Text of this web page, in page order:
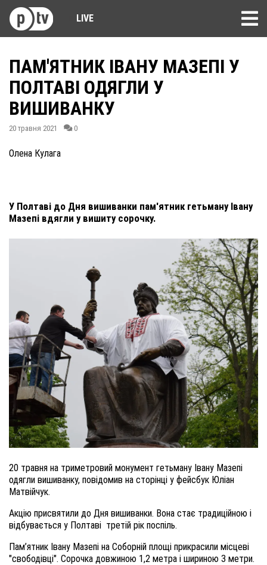
LIVE
ПАМ'ЯТНИК ІВАНУ МАЗЕПІ У
ПОЛТАВІ ОДЯГЛИ У
ВИШИВАНКУ
20 травня 2021 0
Олена Кулага
У Полтаві до Дня вишиванки пам'ятник гетьману Івану
Мазепі вдягли у вишиту сорочку.
20 травня на триметровий монумент гетьману Івану Мазепі
одягли вишиванку, повідомив на сторінці у фейсбук Юліан
Матвійчук.
Акцію присвятили до Дня вишиванки. Вона стає традиційною і
відбувається у Полтаві третій рік поспіль.
Пам’ятник Івану Мазепі на Соборній площі прикрасили місцеві
"свободівці". Сорочка довжиною 1,2 метра і шириною 3 метри.